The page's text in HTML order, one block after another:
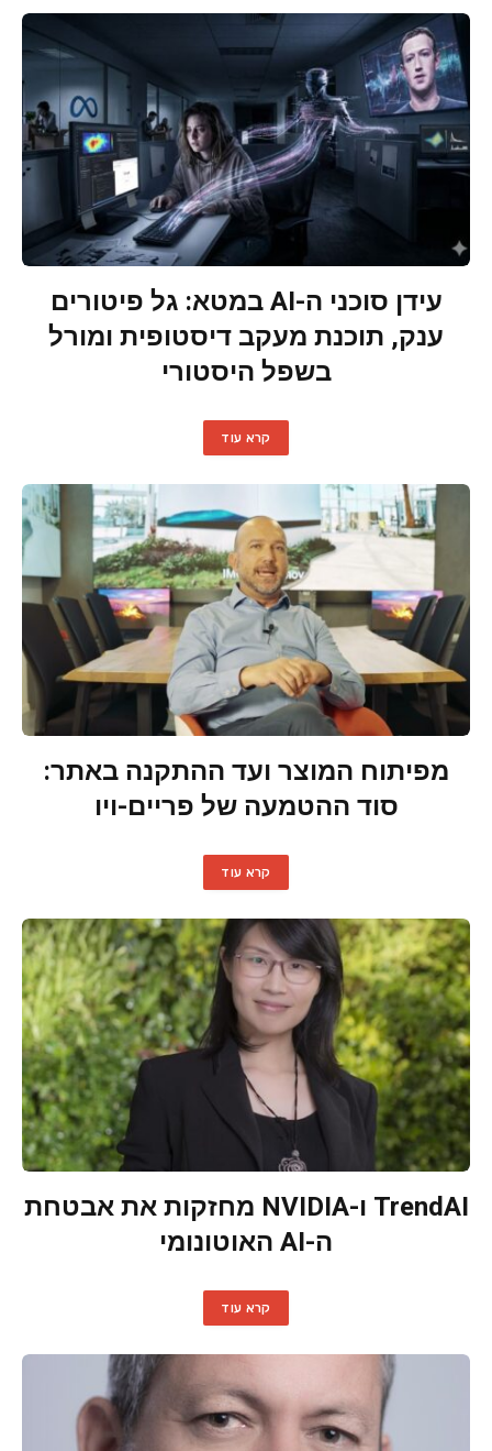
עידן סוכני ה-AI במטא: גל פיטורים
ענק, תוכנת מעקב דיסטופית ומורל
בשפל היסטורי
קרא עוד
מפיתוח המוצר ועד ההתקנה באתר:
סוד ההטמעה של פריים-ויו
קרא עוד
TrendAI ו-NVIDIA מחזקות את אבטחת
ה-AI האוטונומי
קרא עוד